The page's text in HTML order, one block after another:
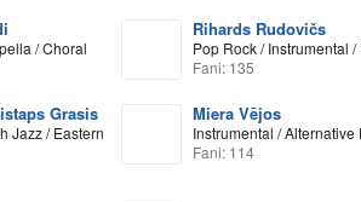
/ Choral
Rihards Rudovičs
Pop Rock / Instrumental /
Fani: 135
Grasis
Jazz / Eastern
Miera Vējos
Instrumental / Alternative
Fani: 114